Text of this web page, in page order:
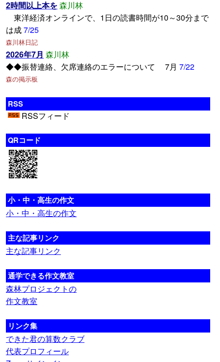
2時間以上本を森川林
東洋経済オンラインで、1日の読書時間が10～30分まで
は成7/25
森川林日記
2026年7月 森川林
◆◆振替連絡、欠席連絡のエラーについて 7月 7/22
森の掲示板
RSS
RSSフィード
QRコード
小・中・高生の作文
小・中・高生の作文
主な記事リンク
主な記事リンク
通学できる作文教室
森林プロジェクトの
作文教室
リンク集
できた君の算数クラブ
代表プロフィール